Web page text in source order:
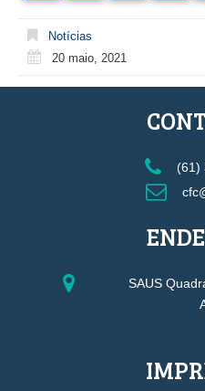
Notícias
20 maio, 2021
(61)
SAUS